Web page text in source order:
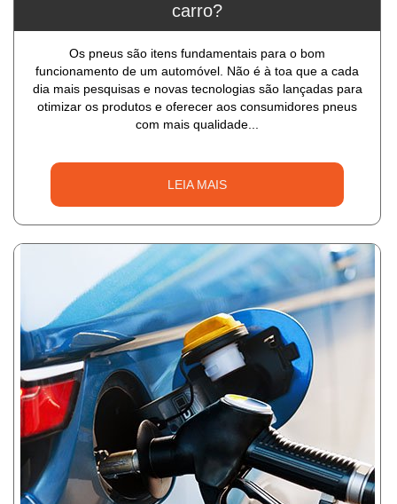
carro?
Os pneus são itens fundamentais para o bom
funcionamento de um automóvel. Não é à toa que a cada
dia mais pesquisas e novas tecnologias são lançadas para
otimizar os produtos e oferecer aos consumidores pneus
com mais qualidade...
LEIA MAIS